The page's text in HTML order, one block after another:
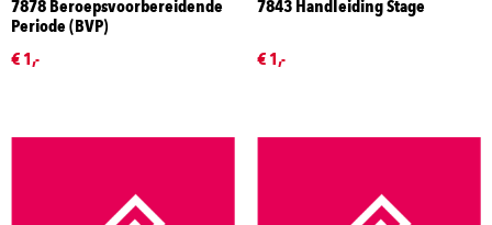
7878 Beroepsvoorbereidende
Periode (BVP)
€ 1,-
7843 Handleiding Stage
€ 1,-